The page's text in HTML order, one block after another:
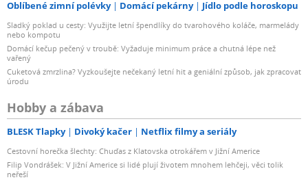
Oblíbené zimní polévky Domácí pekárny Jídlo podle horoskopu
Sladký poklad u cesty: Využijte letní špendlíky do tvarohového koláče, marmelády
nebo kompotu
Domácí kečup pečený v troubě: Vyžaduje minimum práce a chutná lépe než
vařený
Cuketová zmrzlina? Vyzkoušejte nečekaný letní hit a geniální způsob, jak zpracovat
úrodu
Hobby a zábava
BLESK Tlapky Divoký kačer Netflix filmy a seriály
Cestovní horečka šlechty: Chuďas z Klatovska otrokářem v Jižní Americe
Filip Vondrášek: V Jižní Americe si lidé plují životem mnohem lehčeji, věci tolik
neřeší